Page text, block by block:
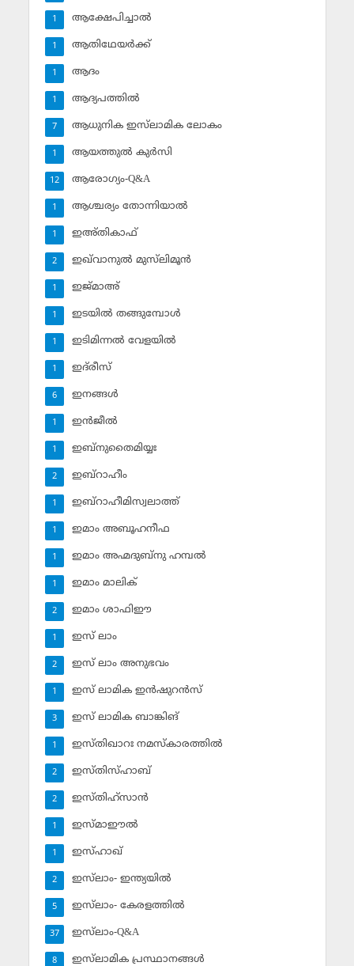
ആക്ഷേപിച്ചാല്‍
1
ആതിഥേയര്‍ക്ക്
1
ആദം
1
ആദ്യപത്തില്‍
1
ആധുനിക ഇസ്‌ലാമിക ലോകം
7
ആയത്തുല്‍ കുര്‍സി
1
ആരോഗ്യം-Q&A
12
ആശ്ചര്യം തോന്നിയാല്‍
1
ഇഅ്തികാഫ്‌
1
ഇഖ്‌വാനുല്‍ മുസ്‌ലിമൂന്‍
2
ഇജ്മാഅ്
1
ഇടയില്‍ തങ്ങുമ്പോള്‍
1
ഇടിമിന്നല്‍ വേളയില്‍
1
ഇദ്‌രീസ്‌
1
ഇനങ്ങള്‍
6
ഇന്‍ജീല്‍
1
ഇബ്‌നുതൈമിയ്യഃ
1
ഇബ്‌റാഹീം
2
ഇബ്‌റാഹീമിസ്വലാത്ത്
1
ഇമാം അബൂഹനീഫ
1
ഇമാം അഹ്മദുബ്‌നു ഹമ്പല്‍
1
ഇമാം മാലിക്
1
ഇമാം ശാഫിഈ
2
ഇസ് ലാം
1
ഇസ് ലാം അനുഭവം
2
ഇസ് ലാമിക ഇന്‍ഷുറന്‍സ്‌
1
ഇസ് ലാമിക ബാങ്കിങ്‌
3
ഇസ്തിഖാറഃ നമസ്‌കാരത്തില്‍
1
ഇസ്തിസ്ഹാബ്
2
ഇസ്തിഹ്‌സാന്‍
2
ഇസ്മാഈല്‍
1
ഇസ്ഹാഖ്‌
1
ഇസ്‌ലാം- ഇന്ത്യയില്‍
2
ഇസ്‌ലാം- കേരളത്തില്‍
5
ഇസ്‌ലാം-Q&A
37
ഇസ്‌ലാമിക പ്രസ്ഥാനങ്ങള്‍
8